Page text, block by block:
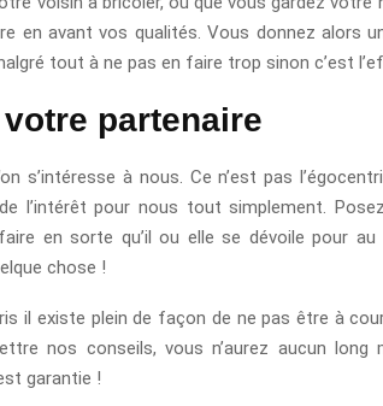
en avant vos qualités. Vous donnez alors
tout à ne pas en faire trop sinon c’est
partenaire
s’intéresse à nous. Ce n’est pas
de l’intérêt pour nous tout simplement.
en sorte qu’il ou elle se dévoile pour
chose !
il existe plein de façon de ne pas être à
nos conseils, vous n’aurez aucun long
garantie !